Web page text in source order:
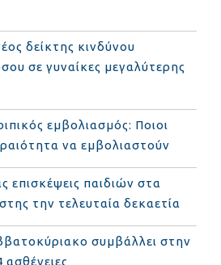
δείκτης κινδύνου
σε γυναίκες μεγαλύτερης
εμβολιασμός: Ποιοι
να εμβολιαστούν
επισκέψεις παιδιών στα
την τελευταία δεκαετία
συμβάλλει στην